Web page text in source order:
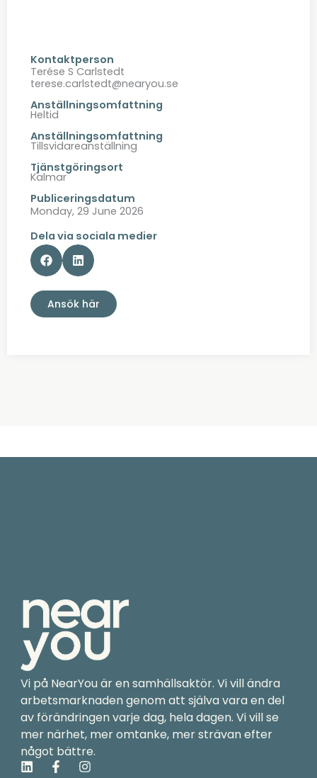
Kontaktperson
Terése S Carlstedt
terese.carlstedt@nearyou.se
Anställningsomfattning
Heltid
Anställningsomfattning
Tillsvidareanställning
Tjänstgöringsort
Kalmar
Publiceringsdatum
Monday, 29 June 2026
Dela via sociala medier
Ansök här
Vi på NearYou är en samhällsaktör. Vi vill ändra
arbetsmarknaden genom att själva vara en del
av förändringen varje dag, hela dagen. Vi vill se
mer närhet, mer omtanke, mer strävan efter
något bättre.
L
F
I